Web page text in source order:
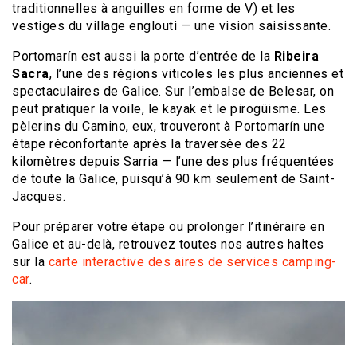
traditionnelles à anguilles en forme de V) et les
vestiges du village englouti — une vision saisissante.
Portomarín est aussi la porte d’entrée de la Ribeira
Sacra, l’une des régions viticoles les plus anciennes et
spectaculaires de Galice. Sur l’embalse de Belesar, on
peut pratiquer la voile, le kayak et le pirogüisme. Les
pèlerins du Camino, eux, trouveront à Portomarín une
étape réconfortante après la traversée des 22
kilomètres depuis Sarria — l’une des plus fréquentées
de toute la Galice, puisqu’à 90 km seulement de Saint-
Jacques.
Pour préparer votre étape ou prolonger l’itinéraire en
Galice et au-delà, retrouvez toutes nos autres haltes
sur la carte interactive des aires de services camping-
car.